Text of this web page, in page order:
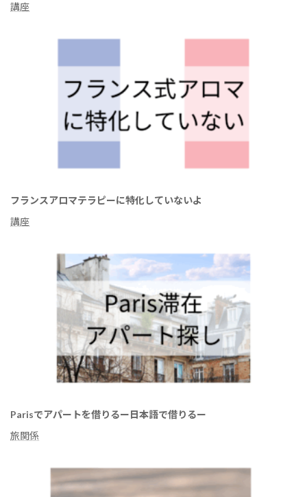
講座
フランスアロマテラピーに特化していないよ
講座
Parisでアパートを借りるー日本語で借りるー
旅関係